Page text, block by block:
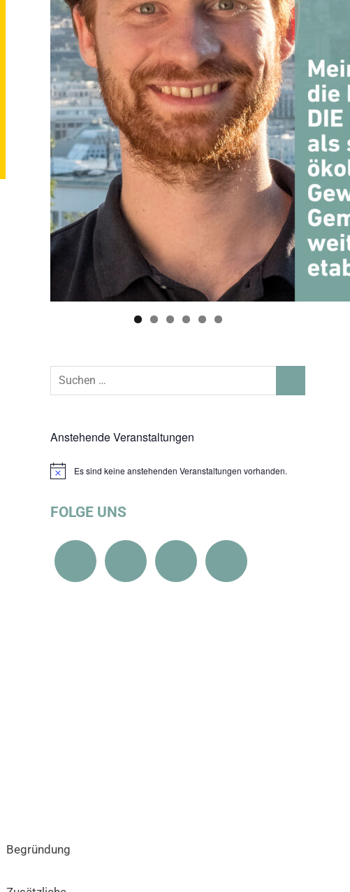
Begründung
Suchen
Anstehende Veranstaltungen
HinweisEs sind keine anstehenden Veranstaltungen vorhanden.
FOLGE UNS